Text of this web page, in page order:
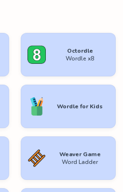
Octordle
Wordle x8
Wordle for Kids
Weaver Game
Word Ladder